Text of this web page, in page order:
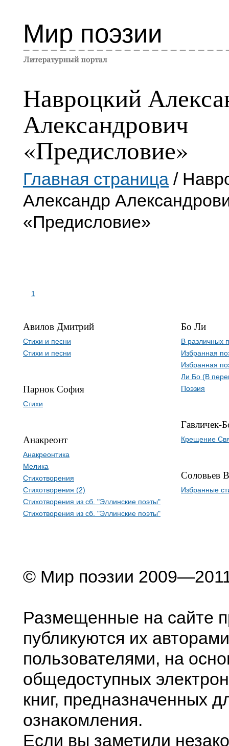
Мир поэзии
Навроцкий
Александрович
«Предисловие»
Главная страница /
Александр
«Предисловие»
1
Авилов Дмитрий
Стихи и песни
Стихи и песни
Парнок София
Стихи
Анакреонт
Анакреонтика
Мелика
Стихотворения
Стихотворения (2)
Стихотворения из сб. "Эллинские поэты"
Стихотворения из сб. "Эллинские поэты"
Бо Ли
В различных
Избранная
Избранная
Ли Бо (В
Поэзия
Гавличек-
Крещение
Соловьев
Избранные
© Мир поэзии
Размещенные на сайте
публикуются их
пользователями, на
общедоступных
книг, предназначенных
ознакомления.
Если вы заметили